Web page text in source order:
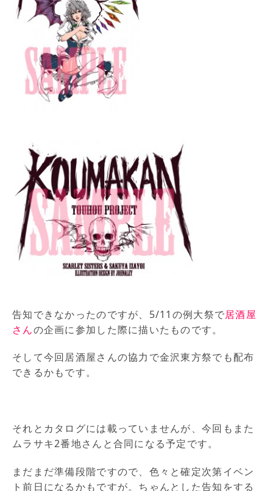
告知できなかったのですが、5/11の例大祭で居酒屋
さんの企画に参加した際に描いたものです。
そして今回居酒屋さんの協力で金沢東方祭でも配布
できるかもです。
それとカタログには載っていませんが、今回もまた
ムラサキ2番地さんと合同になる予定です。
まだまだ準備段階ですので、色々と確定次第イベン
ト前日になるかもですが。ちゃんとした告知をする